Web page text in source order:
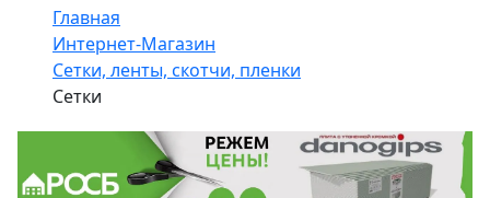
Главная
Интернет-Магазин
Сетки, ленты, скотчи, пленки
Сетки